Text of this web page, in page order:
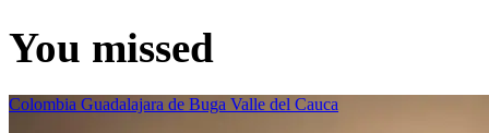
You missed
Colombia Guadalajara de Buga Valle del Cauca